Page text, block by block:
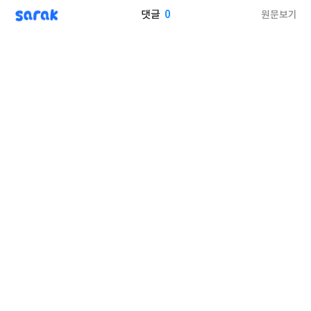
sarak 댓글 0 원문보기